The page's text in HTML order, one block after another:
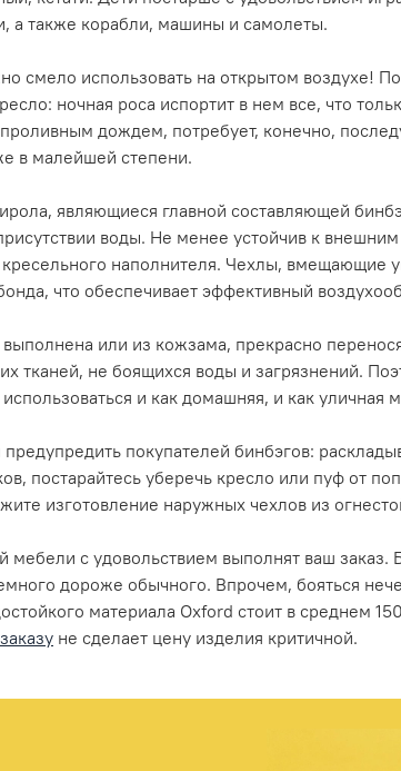
а также корабли, машины и самолеты.
смело использовать на открытом воздухе!
ночная роса испортит в нем все, что
дождем, потребует, конечно,
в малейшей степени.
являющиеся главной составляющей
воды. Не менее устойчив к
кресельного наполнителя. Чехлы, вмещающие
что обеспечивает эффективный
или из кожзама, прекрасно
тканей, не боящихся воды и загрязнений.
и как домашняя, и как уличная
покупателей бинбэгов:
постарайтесь уберечь кресло или пуф от
изготовление наружных чехлов из
мебели с удовольствием выполнят ваш заказ.
дороже обычного. Впрочем, бояться
материала Oxford стоит в среднем
не сделает цену изделия критичной.